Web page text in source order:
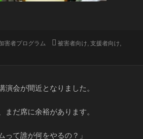
害者プログラム
タ
被害者向け ,支援者向け
演会が間近となりました。
まだ席に余裕があります。
って誰が何をやるの？」